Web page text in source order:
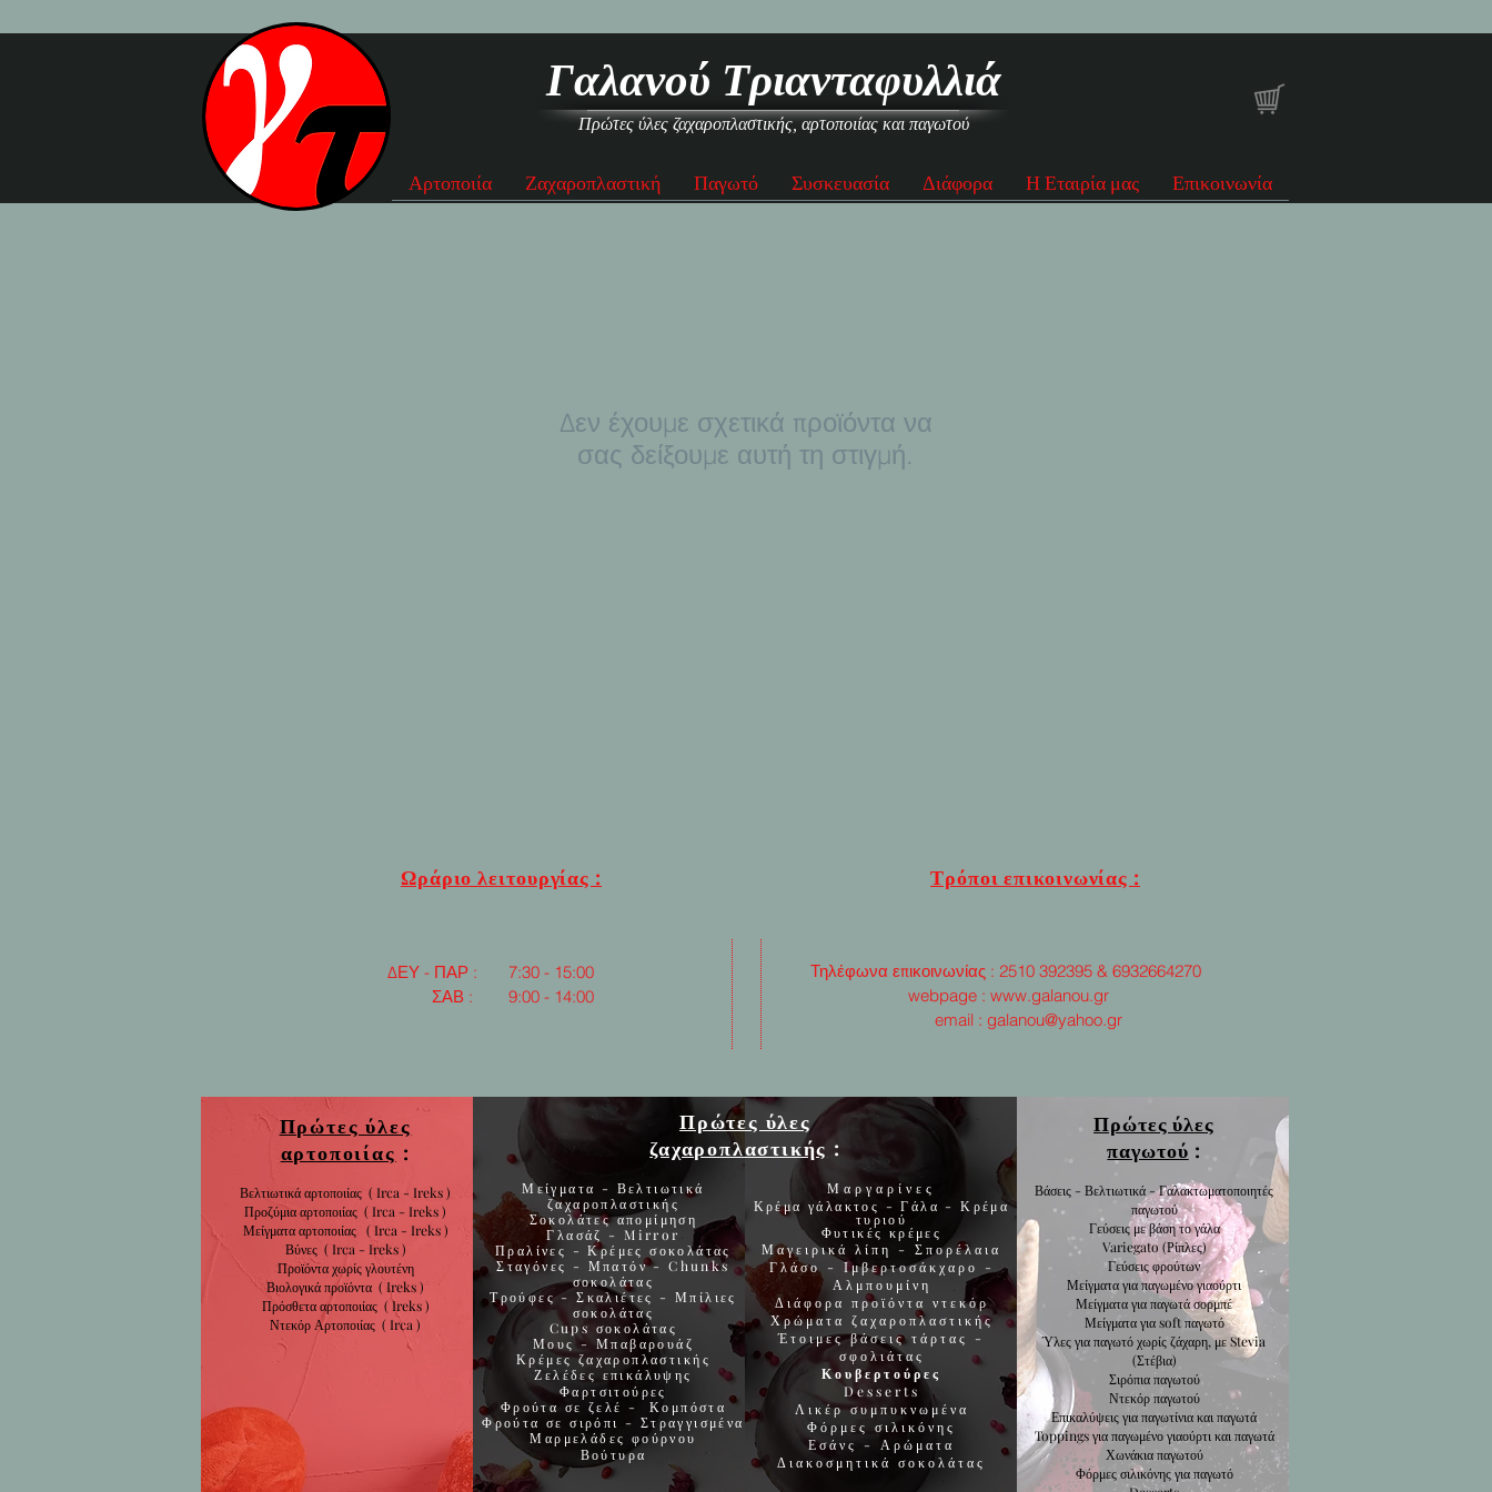
Γαλανού Τριανταφυλλιά
Πρώτες ύλες ζαχαροπλαστικής, αρτοποιίας και παγωτού
Αρτοποιία Ζαχαροπλαστική Παγωτό Συσκευασία Διάφορα Η Εταιρία μας Επικοινωνία
Δεν έχουμε σχετικά προϊόντα να
σας δείξουμε αυτή τη στιγμή.
Ωράριο λειτουργίας :
ΔΕΥ - ΠΑΡ : 7:30 - 15:00
​ ΣΑΒ : 9:00 - 14:00
Τρόποι επικοινωνίας :
Τηλέφωνα επικοινωνίας : 2510 392395 & 6932664270
webpage : www.galanou.gr
email : galanou@yahoo.gr
Πρώτες ύλες
αρτοποιίας :
Βελτιωτικά αρτοποιίας ( Irca - Ireks )
Προζύμια αρτοποιίας ( Irca - Ireks )
Μείγματα αρτοποιίας ( Irca - Ireks )
Βύνες ( Irca - Ireks )
Προϊόντα χωρίςγλουτένη
Βιολογικάπροϊόντα ( Ireks )
Πρόσθετα αρτοποιίας (Ireks )
Ντεκόρ Αρτοποιίας ( Irca )
Μείγματα - Βελτιωτικά
ζαχαροπλαστικής
Σοκολάτεςαπομίμηση
Γλασάζ - Mirror
Πραλίνες - Κρέμες σοκολάτας
Σταγόνες - Μπατόν-Chunks
σοκολάτας
Τρούφες-Σκαλιέτες -Μπίλιες
σοκολάτας
Cups σοκολάτας
Μους- Μπαβαρουάζ
Κρέμεςζαχαροπλαστι κής
Ζελέδες επικάλυψης
Φαρτσιτούρες
Φρούτα σε ζελέ - Κομπόστα
Φρούτα σε σιρόπι - Στραγγισμένα
Μαρμελάδες φούρνου
Βούτυρα
Μαργαρίνες
Κρέμα γάλακτος - Γάλα - Κρέμα
τυριού
Φυτικές κρέμες
Μαγειρικά λίπη - Σπορέλαια
Γλάσο -Ιμβερτοσάκχαρο -
Αλμπουμίνη
Διάφορα προϊόντα ντεκόρ
Χρώματα ζαχαροπλαστικής
Έτοιμες βάσεις τάρτας
-
σφολιάτας
Κουβερτούρες
Desserts
Λικέρσυμπυκνωμένα
Φόρμες σιλικόνης
Εσάνς -
Αρώματα
Διακοσμητικά σοκολάτας
Πρώτες ύλες
παγωτού :
Βάσεις - Βελτιωτικά - Γαλακτωματοποιητές
παγωτού
Γεύσεις με βάση το γάλα
Variegato (Ρίπλες)
Γεύσειςφρούτων
Μείγματα γιαπαγωμένο γιαούρτι
Μείγματα γιαπαγωτά σορμπέ
Μείγματα γιαsoft παγωτό
Ύλες για παγωτό χωρίς ζάχαρη, με Stevia
(Στέβια)
Σιρόπιαπαγωτού
Ντεκόρπαγωτού
Επικαλύψεις γιαπαγωτίνια και παγωτά
Toppings για παγωμένο γιαούρτι και παγωτά
Χωνάκια παγωτού
Φόρμες σιλικόνης για παγωτό
Πρώτες ύλες
ζαχαροπλαστικής :